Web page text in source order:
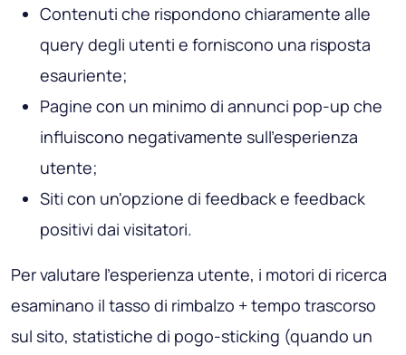
Contenuti che rispondono chiaramente alle
query degli utenti e forniscono una risposta
esauriente;
Pagine con un minimo di annunci pop-up che
influiscono negativamente sull'esperienza
utente;
Siti con un'opzione di feedback e feedback
positivi dai visitatori.
Per valutare l'esperienza utente, i motori di ricerca
esaminano il tasso di rimbalzo + tempo trascorso
sul sito, statistiche di pogo-sticking (quando un